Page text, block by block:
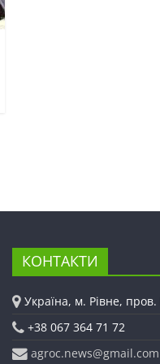
КОНТАКТИ
Україна, м. Рівне,
+38 067 364 71 72
agroc.news@gmail.com